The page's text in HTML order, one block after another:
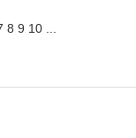
8 9 10